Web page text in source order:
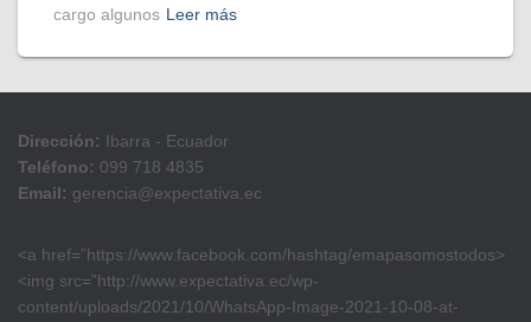
cargo algunos Leer más
Dirección: Ibarra - Ecuador
Teléfono: 099 718 4835
Email: gerencia@expectativa.ec
<a href=”https://www.facebook.com/hashtag/emapasomostodos>
<img src=”http://www.expectativa.ec/wp-
content/uploads/2021/10/WhatsApp-Image-2021-10-08-at-